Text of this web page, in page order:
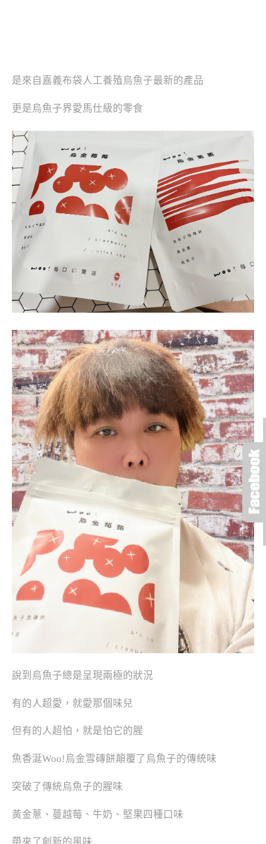
是來自嘉義布袋人工養殖烏魚子最新的產品
更是烏魚子界愛馬仕級的零食
說到烏魚子總是呈現兩極的狀況
有的人超愛，就愛那個味兒
但有的人超怕，就是怕它的腥
魚香涎Woo!烏金雪磚餅顛覆了烏魚子的傳統味
突破了傳統烏魚子的腥味
黃金蔥、蔓越莓、牛奶、堅果四種口味